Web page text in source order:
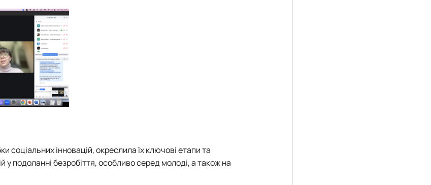
соціальних інновацій, окреслила їх ключові етапи та
подоланні безробіття, особливо серед молоді, а також на